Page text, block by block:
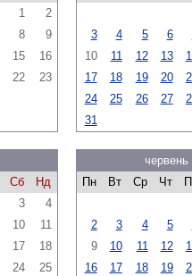
1
2
8
9
15
16
22
23
3
4 5 6
10
11 12 13
17
18 19 20
24
25 26 27
31
Сб
Нд
3
4
10
11
17
18
24
25
червень
Пн
Вт Ср Чт
2
3 4 5
9
10 11 12
16
17 18 19